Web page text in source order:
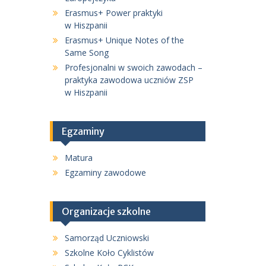
Erasmus+ Power praktyki
w Hiszpanii
Erasmus+ Unique Notes of the
Same Song
Profesjonalni w swoich zawodach –
praktyka zawodowa uczniów ZSP
w Hiszpanii
Egzaminy
Matura
Egzaminy zawodowe
Organizacje szkolne
Samorząd Uczniowski
Szkolne Koło Cyklistów